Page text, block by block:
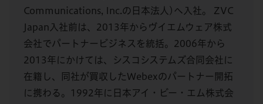
Communications, Inc.の日本法人)へ入社。 ZVC
Japan入社前は、2013年からヴイエムウェア株式
会社でパートナービジネスを統括。2006年から
2013年にかけては、シスコシステムズ合同会社に
在籍し、同社が買収したWebexのパートナー開拓
に携わる。1992年に日本アイ・ビー・エム株式会